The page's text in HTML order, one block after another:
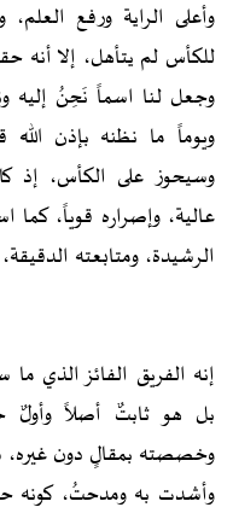
وأعلى الراية ورفع العلم،
للكأس لم يتأهل، إلا أنه
وجعل لنا اسماً نَحِنُ إليه
ويوماً ما نظنه بإذن
وسيحوز على الكأس، إذ
عالية، وإصراره قوياً، كما
الرشيدة، ومتابعته الدقيقة،
إنه الفريق الفائز الذي
بل هو ثابتٌ أصلاً وأولٌ
وخصصته بمقالٍ دون
وأشدت به ومدحتُ، كونه